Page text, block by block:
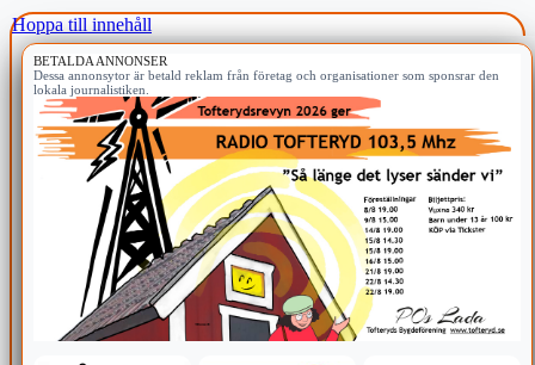
Hoppa till innehåll
BETALDA ANNONSER
Dessa annonsytor är betald reklam från företag och organisationer som sponsrar den
lokala journalistiken.